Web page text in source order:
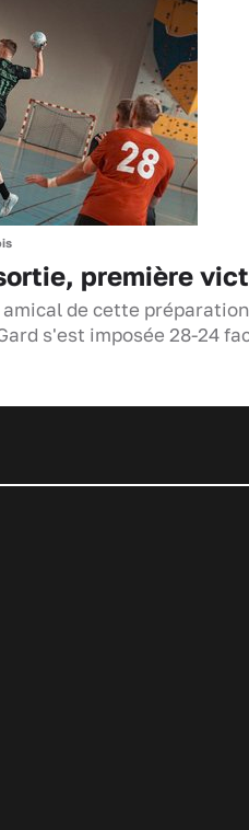
première
de cette préparation
s'est imposée 28-24